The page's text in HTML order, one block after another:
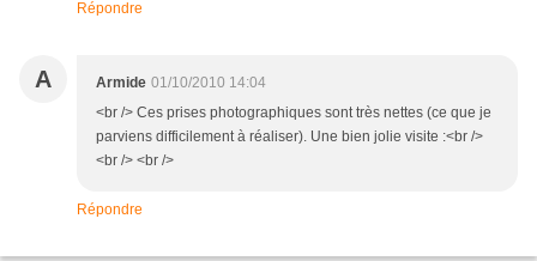
Répondre
A Armide 01/10/2010 14:04
<br /> Ces prises photographiques sont très nettes (ce que je
parviens difficilement à réaliser). Une bien jolie visite :<br />
<br /> <br />
Répondre